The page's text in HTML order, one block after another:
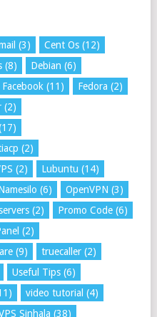
(3) Cent Os(12)
(8) Debian (6)
Facebook (11) Fedora (2)
(2)
(2)
(2) Lubuntu (14)
(6) OpenVPN (3)
(2) Promo Code(6)
(2)
(9) truecaller(2)
Useful Tips(6)
video tutorial (4)
Sinhala (38)